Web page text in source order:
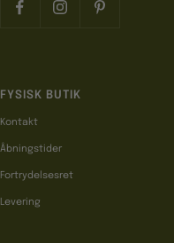
FYSISK BUTIK
Kontakt
Åbningstider
Fortrydelsesret
Levering